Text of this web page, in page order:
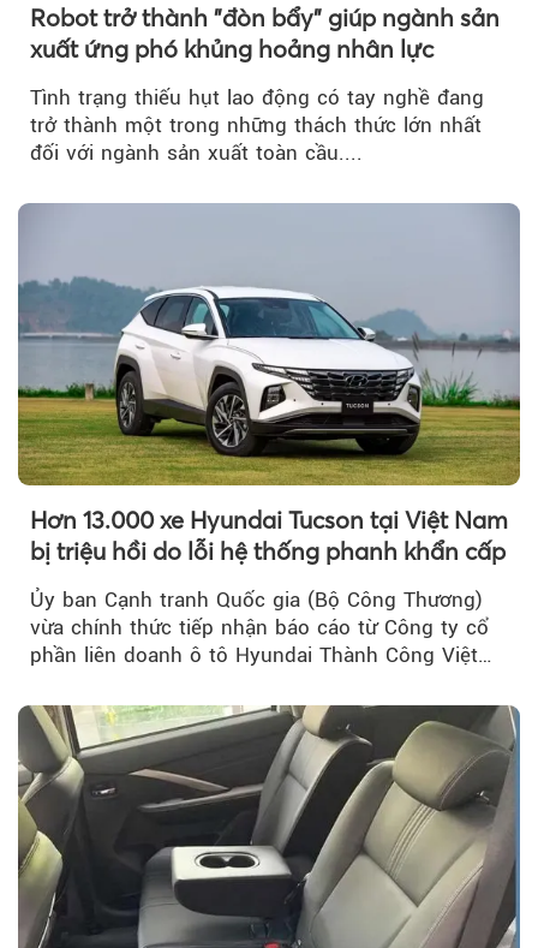
Robot trở thành "đòn bẩy" giúp ngành sản
xuất ứng phó khủng hoảng nhân lực
Tình trạng thiếu hụt lao động có tay nghề đang
trở thành một trong những thách thức lớn nhất
đối với ngành sản xuất toàn cầu....
Hơn 13.000 xe Hyundai Tucson tại Việt Nam
bị triệu hồi do lỗi hệ thống phanh khẩn cấp
Ủy ban Cạnh tranh Quốc gia (Bộ Công Thương)
vừa chính thức tiếp nhận báo cáo từ Công ty cổ
phần liên doanh ô tô Hyundai Thành Công Việt